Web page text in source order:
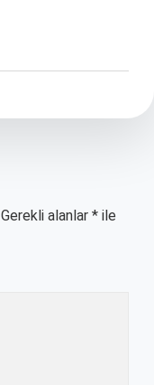
Gerekli alanlar * ile